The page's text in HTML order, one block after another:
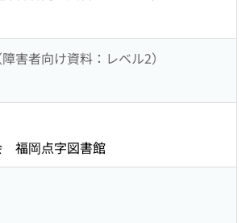
害者向け資料：レベル2）
福岡点字図書館